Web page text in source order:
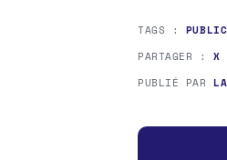
TAGS :
PARTAGER :X
PUBLIÉ PAR